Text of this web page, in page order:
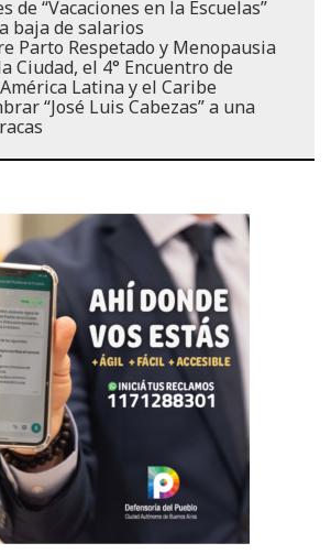
de “Vacaciones en la Escuelas”
baja de salarios
Parto Respetado y Menopausia
Ciudad, el 4° Encuentro de
Latina y el Caribe
“José Luis Cabezas” a una